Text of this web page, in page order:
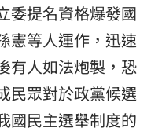
委提名資格爆發國
憲等人運作，迅速
有人如法炮製，恐
民眾對於政黨候選
國民主選舉制度的